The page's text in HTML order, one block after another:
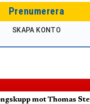
Prenumerera
SKAPA KONTO
mot Thomas